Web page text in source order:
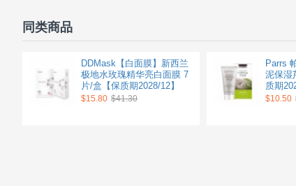
同类商品
DDMask【白面膜】新西兰
极地水玫瑰精华亮白面膜 7
片/盒【保质期2028/12】
$15.80 $41.30
Parrs
泥保湿
质期
$10.50